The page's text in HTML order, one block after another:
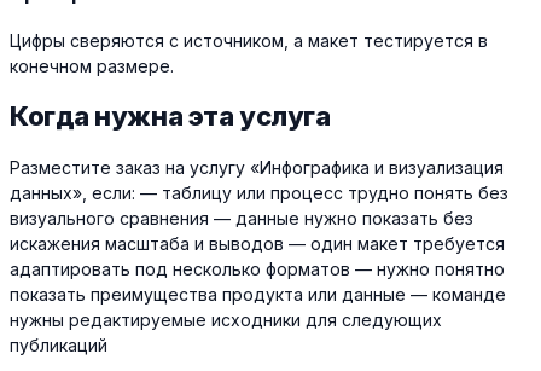
Цифры сверяются с источником, а макет тестируется в
конечном размере.
Когда нужна эта услуга
Разместите заказ на услугу «Инфографика и визуализация
данных», если: — таблицу или процесс трудно понять без
визуального сравнения — данные нужно показать без
искажения масштаба и выводов — один макет требуется
адаптировать под несколько форматов — нужно понятно
показать преимущества продукта или данные — команде
нужны редактируемые исходники для следующих
публикаций